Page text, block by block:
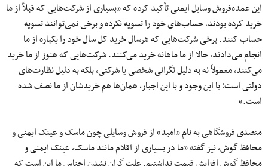
این عمده‌فروش وسایل ایمنی تأکید کرده که «بسیاری از شرکت‌هایی که قبلاً از ما
خرید کرده بودند، حساب‌های خود را تسویه نکرده و برخی نمی‌توانند تسویه
حساب کنند. برخی شرکت‌هایی که هرسال خرید کل سال خود را یکباره از ما
انجام می‌دادند، حالا از ما ماهانه خرید می‌کنند. شرکت‌هایی که هنوز از ما خرید
می‌کنند، معمولاً نه به دلیل نگرانی شخصی یا شرکتی، بلکه به دلیل نظارت‌های
دولتی است؛ با این وجود و با این اجبار، همان‌ها هم خریدشان از ما نصف شده
است.»
متصدی فروشگاهی به نام «امید» از فروش وسایلی چون ماسک و عینک ایمنی و
محافظ گوش، نیز گفته «ما در بسیاری از اقلام مانند ماسک، عینک ایمنی و